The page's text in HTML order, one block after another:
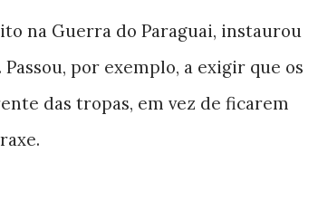
na Guerra do Paraguai, instaurou
por exemplo, a exigir que os
das tropas, em vez de ficarem